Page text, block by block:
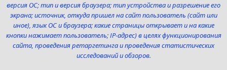
Телефон:
8 (4725) 240725
Электронная почта:
uk-dshi1@belgov.ru
версия ОС; тип и версия браузера; тип устройства и разрешение его
экрана; источник, откуда пришел на сайт пользователь (сайт или
иное), язык ОС и браузера; какие страницы открывает и на какие
кнопки нажимает пользователь; IP-адрес) в целях функционирования
сайта, проведения ретаргетинга и проведения статистических
исследований и обзоров.